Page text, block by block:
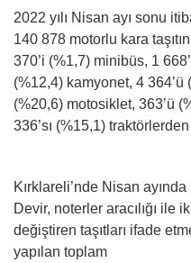
2022 yılı Nisan ayı sonu
140 878 motorlu kara
370’i (%1,7) minibüs, 1
(%12,4) kamyonet, 4 364’ü
(%20,6) motosiklet, 363’ü
336’sı (%15,1)
Kırklareli’nde Nisan ayında
Devir, noterler aracılığı ile
değiştiren taşıtları ifade
yapılan toplam